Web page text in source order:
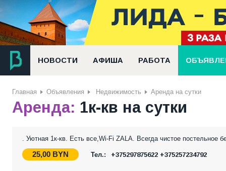
НОВОСТИ АФИША РАБОТА
Главная Объявления Недвижимость Аренда на сутки
Аренда: 1к-кв на сутки
. Уютная 1к-кв. Есть все,Wi-Fi ZALA. Всегда чистое
25,00 BYN Тел.: +375297875622 +375257234792